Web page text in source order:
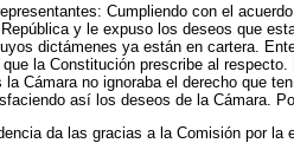
Cumpliendo con el
y le expuso los deseos que
dictámenes ya están en cartera.
la Constitución prescribe al
Cámara no ignoraba el derecho que
así los deseos de la Cámara.
da las gracias a la Comisión por